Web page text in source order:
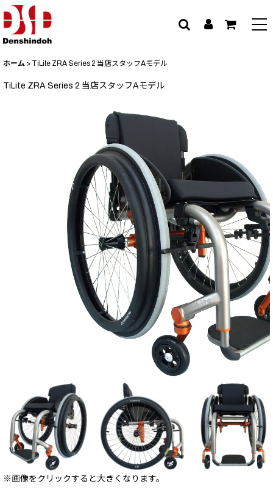
ホーム > TiLite ZRA Series 2 当店スタッフAモデル
TiLite ZRA Series 2 当店スタッフAモデル
※画像をクリックすると大きくなります。